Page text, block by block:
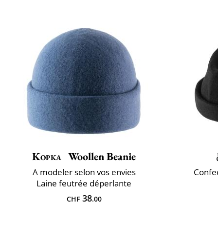
Kopka Woollen Beanie
A ​modeler selon vos envies
Laine feutrée déperlante
CHF38.00